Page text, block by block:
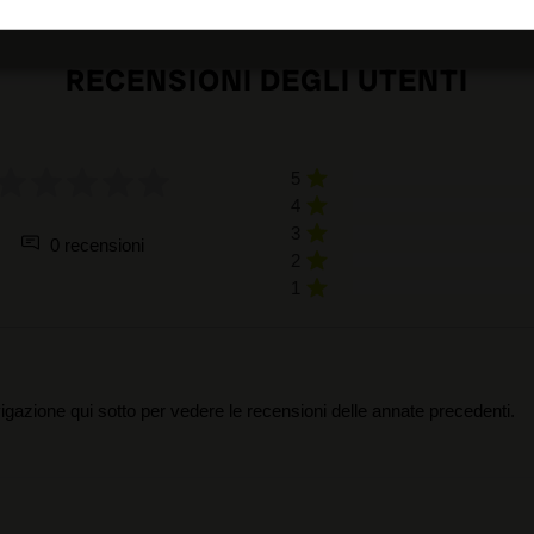
RECENSIONI DEGLI UTENTI
0 recensioni
qui sotto per vedere le recensioni delle annate precedenti.